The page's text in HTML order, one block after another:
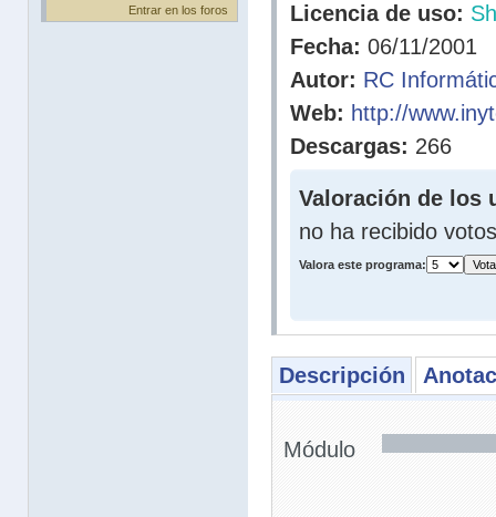
Entrar en los foros
Licencia de uso:
Fecha: 06/11/2001
Autor: RC
Web: http://
Descargas: 266
Valoración de los
no ha recibido votos
Valora este programa:
Descripción
Módulo